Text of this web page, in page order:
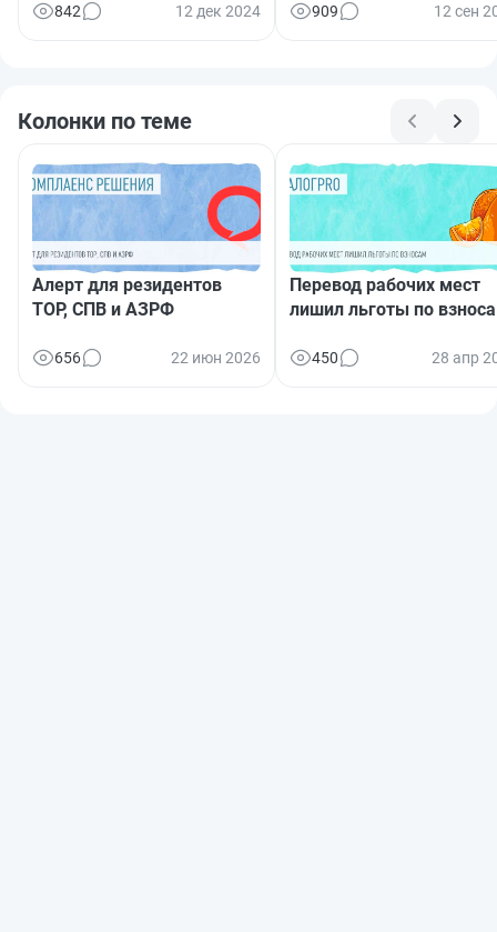
842 12 дек 2024 909 12 сен
Колонки по теме
Алерт для резидентов
ТОР, СПВ и АЗРФ
656 22 июн 2026
Перевод рабочих мест
лишил льготы по
450 28 апр